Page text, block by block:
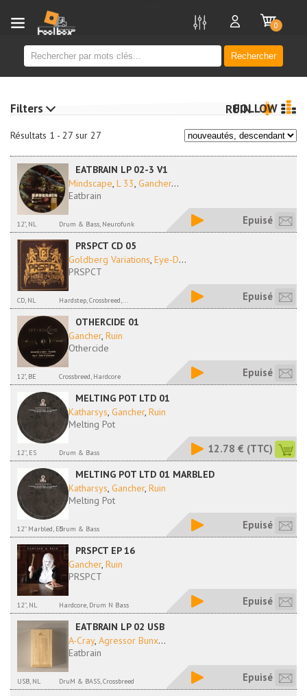
Rechercher
0
Résultats 1 - 27 sur 27
RUIN
FOLLOW
EATBRAIN LP 02-3 V1
Mindscape, L 33, Gancher...
Eatbrain
12", NL Drum & Bass, Neurofunk Epuisé
PRSPCT CD 05
Goldberg Variations, Eye-D...
PRSPCT
CD, NL Hardstep, Crossbreed,... Epuisé
OTHERCIDE 01
Gancher, Ruin
Othercide
12", BE Crossbreed, Hardcore Epuisé
MELTING POT LTD 01
Katharsys, Gancher, Ruin
Melting Pot
12'', ES Drum & Bass 12.78 € (TTC)
MELTING POT LTD 01 MARBLED
Katharsys, Gancher, Ruin
Melting Pot
12'' Marbled, ESDrum & Bass Epuisé
PRSPCT EP 16
Gancher, Ruin
PRSPCT
12'', NL Hardcore, Drum N Bass Epuisé
EATBRAIN LP 02 USB
A-Cray, Agressor Bunx...
Eatbrain
USB, NL DruM & BASS, Crossbreed Epuisé
Filters